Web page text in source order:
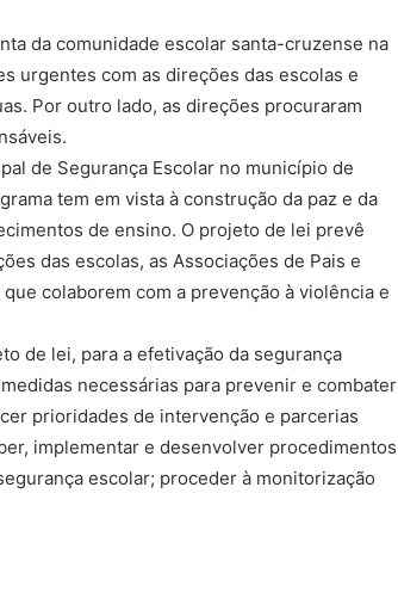
da comunidade escolar santa-cruzense na
urgentes com as direções das escolas e
Por outro lado, as direções procuraram
de Segurança Escolar no município de
tem em vista à construção da paz e da
de ensino. O projeto de lei prevê
das escolas, as Associações de Pais e
colaborem com a prevenção à violência e
de lei, para a efetivação da segurança
necessárias para prevenir e combater
prioridades de intervenção e parcerias
implementar e desenvolver procedimentos
escolar; proceder à monitorização